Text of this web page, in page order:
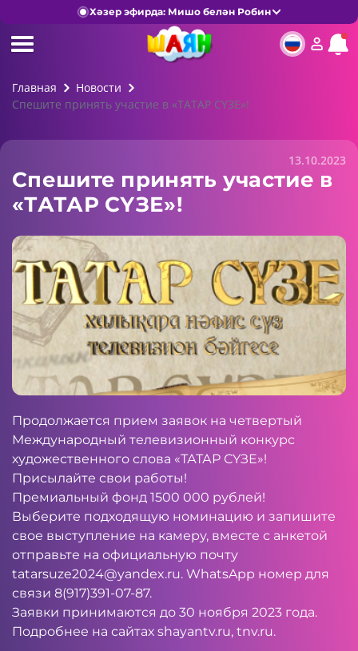
Хәзер эфирда: Мишо белән Робин
Главная
Новости
Спешите принять участие в «ТАТАР СҮЗЕ»!
13.10.2023
Спешите принять участие в
«ТАТАР СҮЗЕ»!
Продолжается прием заявок на четвертый
Международный телевизионный конкурс
художественного слова «ТАТАР СҮЗЕ»!
Присылайте свои работы!
Премиальный фонд 1500 000 рублей!
Выберите подходящую номинацию и запишите
свое выступление на камеру, вместе с анкетой
отправьте на официальную почту
tatarsuze2024@yandex.ru. WhatsApp номер для
связи 8(917)391-07-87.
Заявки принимаются до 30 ноября 2023 года.
Подробнее на сайтах shayantv.ru, tnv.ru.